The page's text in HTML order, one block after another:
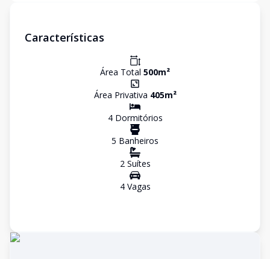
Características
Área Total 500m²
Área Privativa 405m²
4Dormitórios
5 Banheiros
2Suítes
4Vagas